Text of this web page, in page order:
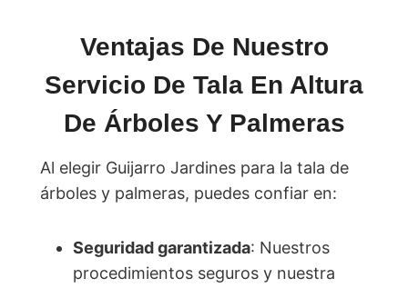
Ventajas De Nuestro
Servicio De Tala En Altura
De Árboles Y Palmeras
Al elegir Guijarro Jardines para la tala de
árboles y palmeras, puedes confiar en:
Seguridad garantizada: Nuestros
procedimientos seguros y nuestra